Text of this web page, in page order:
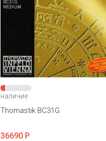
наличие
Thomastik BC31G
36690 Р